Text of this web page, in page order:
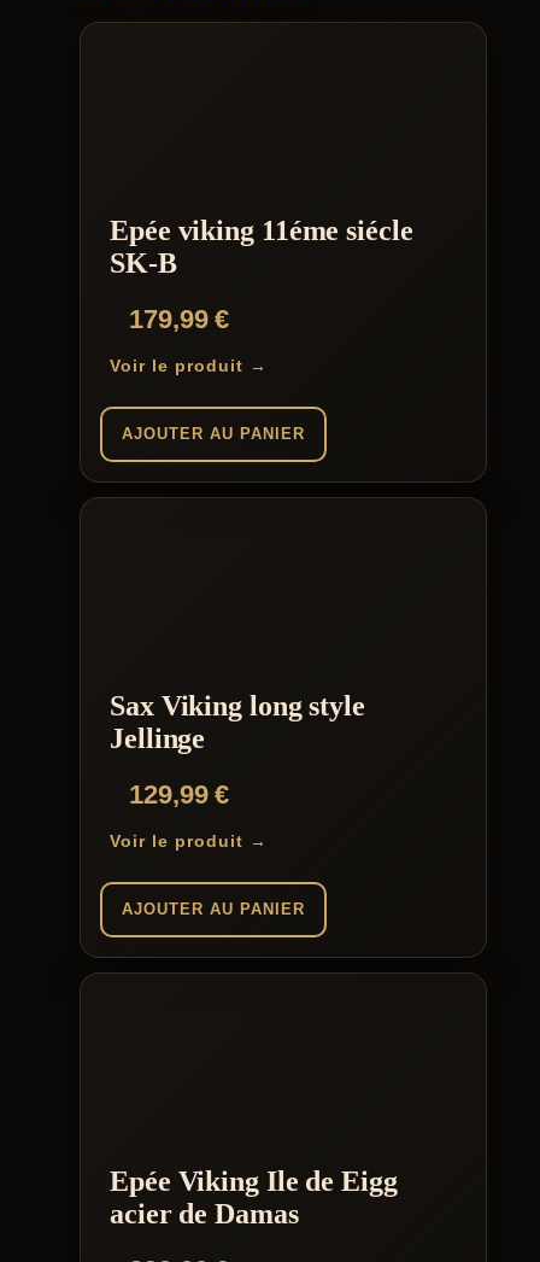
Epée viking 11éme siécle
SK-B
179,99€
Voir le produit →
AJOUTER AU PANIER
Sax Viking long style
Jellinge
129,99€
Voir le produit →
AJOUTER AU PANIER
Epée Viking Ile de Eigg
acier de Damas